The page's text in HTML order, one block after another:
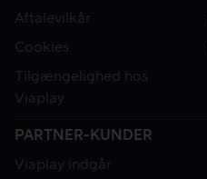
Aftalevilkår
Cookies
Tilgængelighed hos
Viaplay
PARTNER-KUNDER
Viaplay indgår